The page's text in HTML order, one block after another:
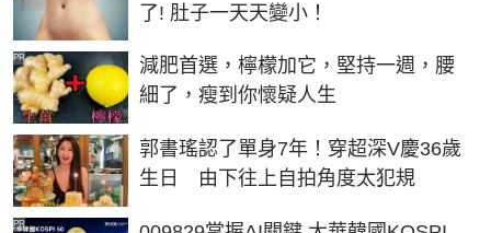
了! 肚子一天天變小！
減肥首選，檸檬加它，堅持一週，腰
細了，瘦到你懷疑人生
PR
郭書瑤認了單身7年！穿超深V慶36歲
生日 由下往上自拍角度太犯規
PR